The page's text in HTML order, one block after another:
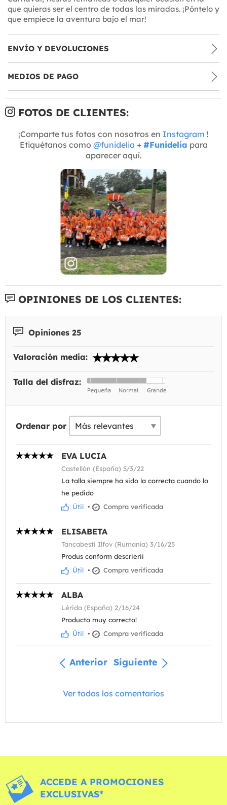
que quieras ser el centro de todas las miradas. ¡Póntelo y
que empiece la aventura bajo el mar!
ENVÍO Y DEVOLUCIONES
MEDIOS DE PAGO
FOTOS DE CLIENTES:
¡Comparte tus fotos con nosotros en Instagram !
Etiquétanos como @funidelia + #Funidelia para
aparecer aquí.
OPINIONES DE LOS CLIENTES:
Opiniones 25
Valoración media:
Talla del disfraz:
Ordenar por
EVA LUCIA
Castellón (España) 5/3/22
La talla siempre ha sido la correcta cuando lo
he pedido
Útil • Compra verificada
ELISABETA
Tancabesti Ilfov (Rumanía) 3/16/25
Produs conform descrierii
Útil • Compra verificada
ALBA
Lérida (España) 2/16/24
Producto muy correcto!
Útil • Compra verificada
Anterior Siguiente
Ver todos los comentarios
ACCEDE A PROMOCIONES
EXCLUSIVAS*